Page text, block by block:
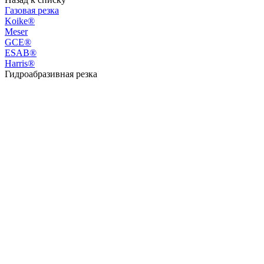
Газовая резка
Koike®
Meser
GCE®
ESAB®
Harris®
Гидроабразивная резка